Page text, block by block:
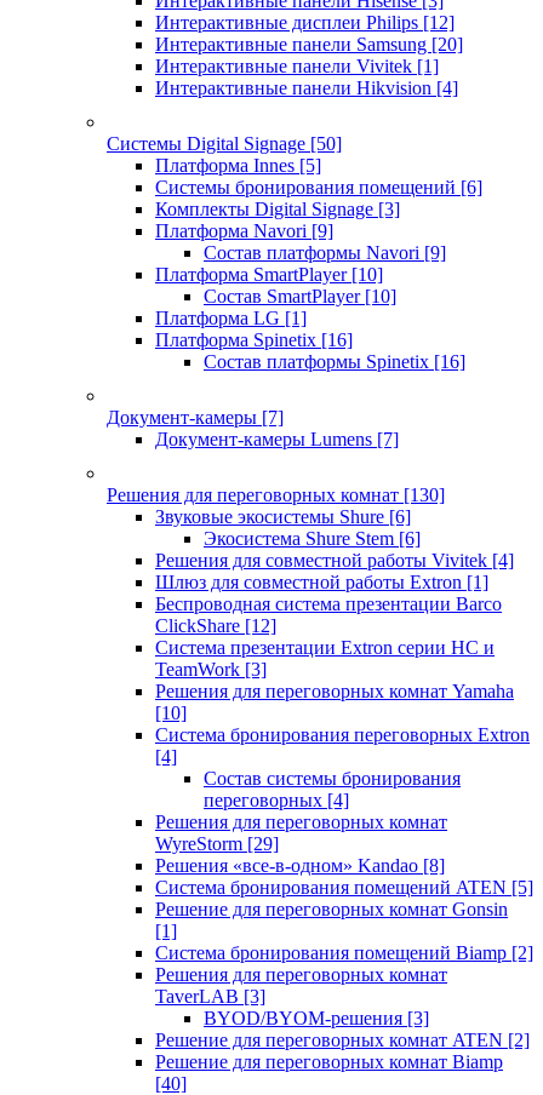
Интерактивные дисплеи Philips [12]
Интерактивные панели Samsung [20]
Интерактивные панели Vivitek [1]
Интерактивные панели Hikvision [4]
Системы Digital Signage [50]
Платформа Innes [5]
Системы бронирования помещений [6]
Комплекты Digital Signage [3]
Платформа Navori [9]
Состав платформы Navori [9]
Платформа SmartPlayer [10]
Состав SmartPlayer [10]
Платформа LG [1]
Платформа Spinetix [16]
Состав платформы Spinetix [16]
Документ-камеры [7]
Документ-камеры Lumens [7]
Решения для переговорных комнат [130]
Звуковые экосистемы Shure [6]
Экосистема Shure Stem [6]
Решения для совместной работы Vivitek [4]
Шлюз для совместной работы Extron [1]
Беспроводная система презентации Barco
ClickShare [12]
Система презентации Extron серии HC и
TeamWork [3]
Решения для переговорных комнат Yamaha
[10]
Система бронирования переговорных Extron
[4]
Состав системы бронирования
переговорных [4]
Решения для переговорных комнат
WyreStorm [29]
Решения «все-в-одном» Kandao [8]
Система бронирования помещений ATEN [5]
Решение для переговорных комнат Gonsin
[1]
Система бронирования помещений Biamp [2]
Решения для переговорных комнат
TaverLAB [3]
BYOD/BYOM-решения [3]
Решение для переговорных комнат ATEN [2]
Решение для переговорных комнат Biamp
[40]